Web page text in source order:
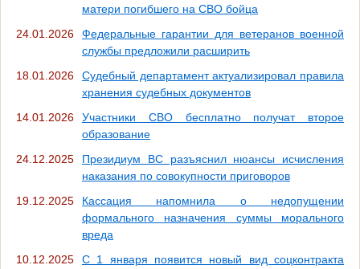
матери погибшего на СВО бойца
24.01.2026
Федеральные гарантии для ветеранов военной
службы предложили расширить
18.01.2026
Судебный департамент актуализировал правила
хранения судебных документов
14.01.2026
Участники СВО бесплатно получат второе
образование
24.12.2025
Президиум ВС разъяснил нюансы исчисления
наказания по совокупности приговоров
19.12.2025
Кассация напомнила о недопущении
формального назначения суммы морального
вреда
10.12.2025
С 1 января появится новый вид соцконтракта